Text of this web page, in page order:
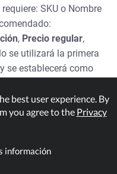
SKU o Nombre
, Precio regular,
se utilizará la primera
se establecerá como
las categorías que
best user experience. By
you agree to the Privacy
información